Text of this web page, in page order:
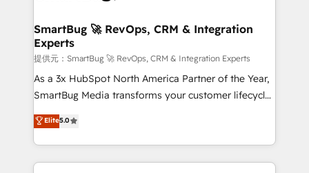
の統合・浸透・変革管理を実行します。 ▸ CMS戦略設
計・構築：リード獲得・CVR・SEOを前提にした情報設
計・導線設計・テンプレート設計をContent Hubで一体
提供。 ▸ 既存CRM・MAからの移行支援：Salesforce・
Marketo・Pardot等からの移行、カスタム設計、履歴
Perplexity等のAI検索からの流入・引用を前提にコンテ
ンツとサイト構造を最適化。 🏆 なぜ100incを選ぶの
Scalable Architecture: Zero-technical-debt setup
across all Hubs, validated by our 7 HubSpot
Accreditations. AI-Powered RevOps: Breeze AI,
custom AI agents, and high-integrity migrations for
total reporting clarity. Security & Compliance: SOC 2
security. 🏆 Why Bluleadz? GTM OS Partner | 16+
Years Experience | 1,000+ Five-Star Reviews
SmartBug 🚀 RevOps, CRM & Integration
Experts
提供元：SmartBug 🚀 RevOps, CRM & Integration Experts
As a 3x HubSpot North America Partner of the Year,
SmartBug Media transforms your customer lifecycle
into a revenue engine. Our unified ecosystem
includes specialized divisions Globalia (AI &
Software) and Point Success Media (Paid Media),
making this the official home for all three brands. 🔄
Elite5.0